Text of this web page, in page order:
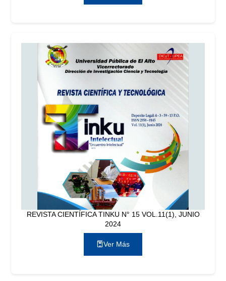
REVISTA CIENTÍFICA TINKU N° 15 VOL.11(1), JUNIO
2024
Ver Más